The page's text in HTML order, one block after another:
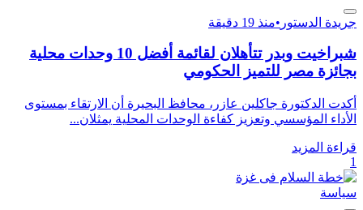
جريدة الدستور •منذ 19 دقيقة
شبراخيت وبدر تتأهلان لقائمة أفضل 10 وحدات محلية
بجائزة مصر للتميز الحكومي
أكدت الدكتورة جاكلين عازر، محافظ البحيرة أن الارتقاء بمستوى
الأداء المؤسسي وتعزيز كفاءة الوحدات المحلية يمثلان...
قراءة المزيد
1
سياسة